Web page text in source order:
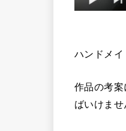
ハンドメイ
作品の考
ばいけませ